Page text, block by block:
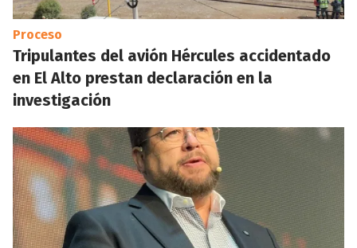
Proceso
Tripulantes del avión Hércules accidentado
en El Alto prestan declaración en la
investigación